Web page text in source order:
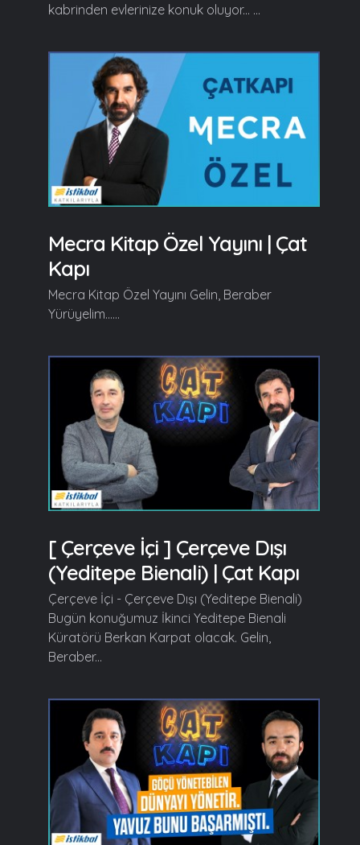
kabrinden evlerinize konuk oluyor... ...
Mecra Kitap Özel Yayını | Çat
Kapı
Mecra Kitap Özel Yayını Gelin, Beraber
Yürüyelim......
[ Çerçeve İçi ] Çerçeve Dışı
(Yeditepe Bienali) | Çat Kapı
Çerçeve İçi - Çerçeve Dışı (Yeditepe Bienali)
Bugün konuğumuz İkinci Yeditepe Bienali
Küratörü Berkan Karpat olacak. Gelin,
Beraber...